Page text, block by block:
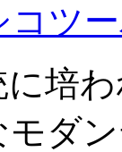
ツ
培
モダ